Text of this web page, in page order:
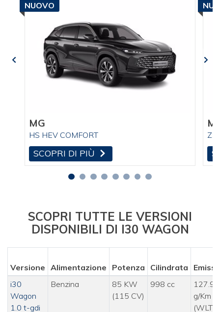
NUOVO
MG
HS HEV COMFORT
SCOPRI DI PIÙ
ZS
SCOPRI TUTTE LE VERSIONI
DISPONIBILI DI I30 WAGON
Versione Alimentazione Potenza Cilindrata
i30
Wagon
1.0 t-gdi
Benzina
85 KW
(115 CV)
998 cc
127.90
g/Km
(WLTP)